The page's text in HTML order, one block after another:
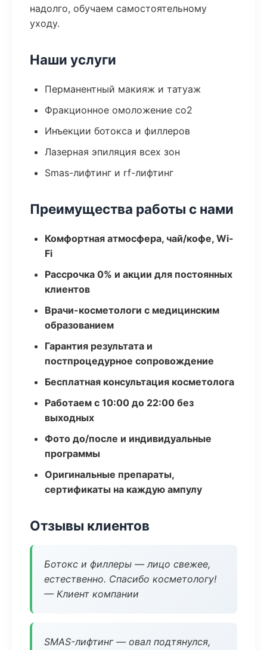
надолго, обучаем самостоятельному
уходу.
Наши услуги
Перманентный макияж и татуаж
Фракционное омоложение co2
Инъекции ботокса и филлеров
Лазерная эпиляция всех зон
Smas-лифтинг и rf-лифтинг
Преимущества работы с нами
Комфортная атмосфера, чай/кофе, Wi-
Fi
Рассрочка 0% и акции для постоянных
клиентов
Врачи-косметологи с медицинским
образованием
Гарантия результата и
постпроцедурное сопровождение
Бесплатная консультация косметолога
Работаем с 10:00 до 22:00 без
выходных
Фото до/после и индивидуальные
программы
Оригинальные препараты,
сертификаты на каждую ампулу
Отзывы клиентов
Ботокс и филлеры — лицо свежее,
естественно. Спасибо косметологу!
— Клиент компании
SMAS-лифтинг — овал подтянулся,